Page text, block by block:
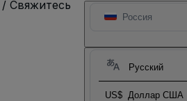
Россия
Русский
US$ Доллар США
Свяжитесь